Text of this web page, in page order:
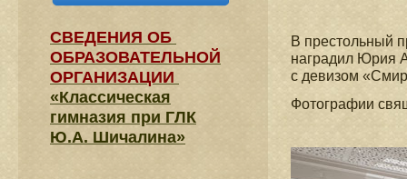
В престольный
наградил Юрия
c девизом
Фотографии
СВЕДЕНИЯ​ ОБ
ОБРАЗОВАТЕЛЬНОЙ
ОРГАНИЗАЦИИ
«Классическая
гимназия при ГЛК
Ю.А. Шичалина»